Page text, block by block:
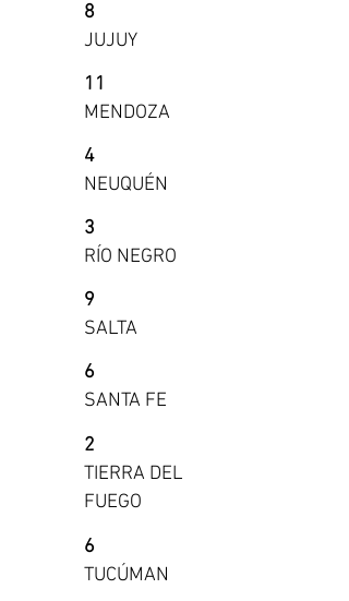
8
JUJUY
11
MENDOZA
4
NEUQUÉN
3
RÍO NEGRO
9
SALTA
6
SANTA FE
2
TIERRA DEL
FUEGO
6
TUCÚMAN